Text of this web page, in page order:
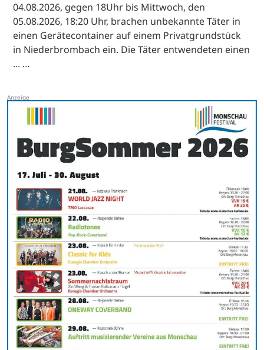
04.08.2026, gegen 18Uhr bis Mittwoch, den
05.08.2026, 18:20 Uhr, brachen unbekannte Täter in
einen Gerätecontainer auf einem Privatgrundstück
in Niederbrombach ein. Die Täter entwendeten einen
... …